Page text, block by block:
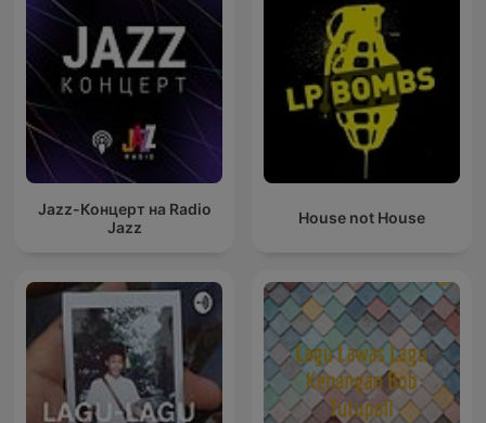
Jazz-Концерт на Radio
Jazz
House not House